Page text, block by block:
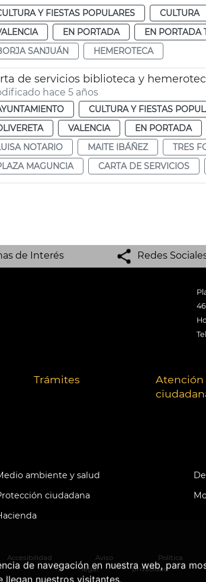
de navegación en nuestra web, para
nuestros visitantes.
Y FIESTAS POPULARES CULTURA
EN PORTADA EN PORTADA
SANJUÁN
HEMEROTECA
de servicios biblioteca y
hace 5 años
CULTURA Y FIESTAS
VALENCIA EN PORTADA
NOTARIO
MAITE IBÁÑEZ TRES
MAGUNCIA
CARTA DE SERVICIOS
de Interés Redes
Trámites
Atención
ambiente y salud
ciudadana
Accesibilidad
Aviso
legal
Política
privacidad